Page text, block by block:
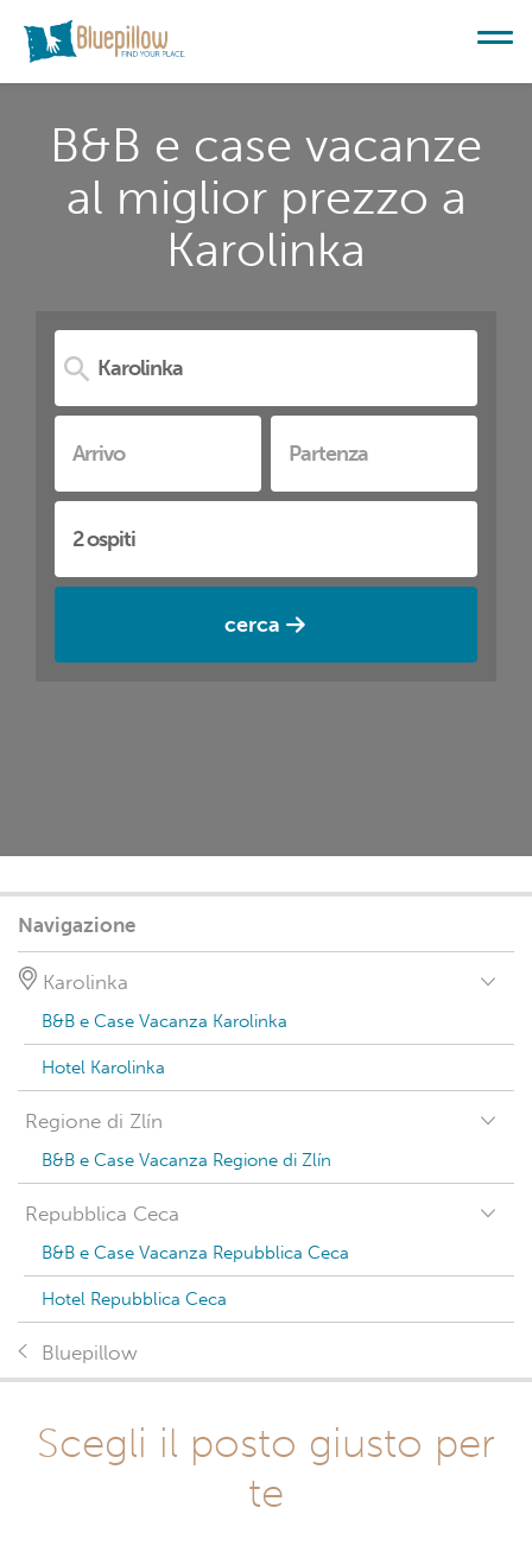
B&B e case vacanze
al miglior prezzo a
Karolinka
cerca
Navigazione
Karolinka
B&B e Case Vacanza Karolinka
Hotel Karolinka
Regione di Zlín
B&B e Case Vacanza Regione di Zlín
Repubblica Ceca
B&B e Case Vacanza Repubblica Ceca
Hotel Repubblica Ceca
Bluepillow
Scegli il posto giusto per
te